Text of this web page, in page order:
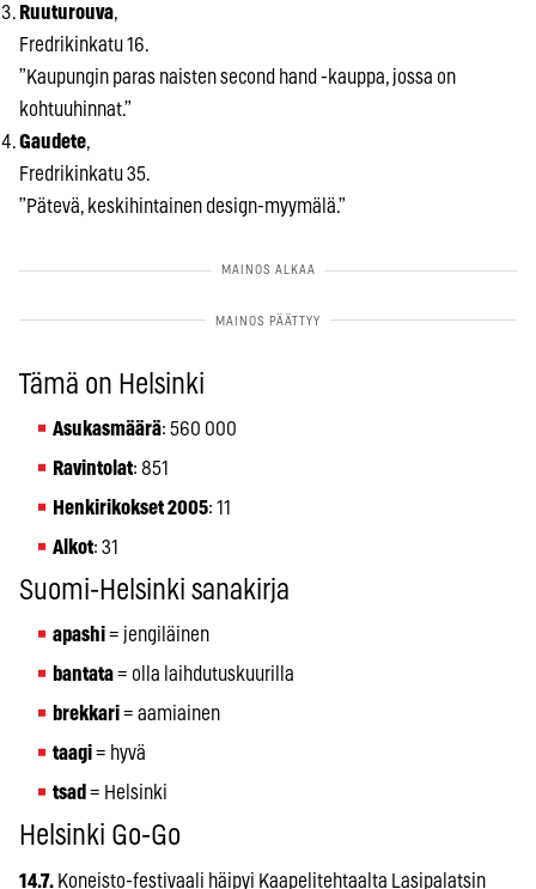
Ruuturouva,
Fredrikinkatu 16.
”Kaupungin paras naisten second hand -kauppa, jossa on
kohtuuhinnat.”
Gaudete,
Fredrikinkatu 35.
”Pätevä, keskihintainen design-myymälä.”
Tämä on Helsinki
Asukasmäärä: 560 000
Ravintolat: 851
Henkirikokset 2005: 11
Alkot: 31
Suomi-Helsinki sanakirja
apashi= jengiläinen
bantata= olla laihdutuskuurilla
brekkari= aamiainen
taagi= hyvä
tsad = Helsinki
Helsinki Go-Go
14.7. Koneisto-festivaali häipyi Kaapelitehtaalta Lasipalatsin